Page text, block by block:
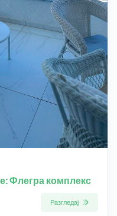
Флегра комплекс
Разгледај